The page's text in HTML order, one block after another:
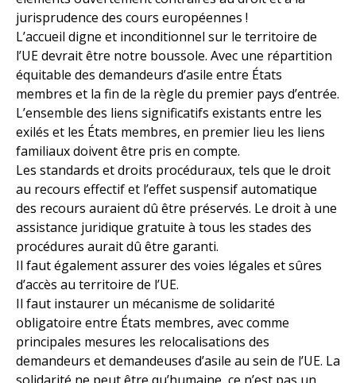
jurisprudence des cours européennes !
L’accueil digne et inconditionnel sur le territoire de
l’UE devrait être notre boussole. Avec une répartition
équitable des demandeurs d’asile entre États
membres et la fin de la règle du premier pays d’entrée.
L’ensemble des liens significatifs existants entre les
exilés et les États membres, en premier lieu les liens
familiaux doivent être pris en compte.
Les standards et droits procéduraux, tels que le droit
au recours effectif et l’effet suspensif automatique
des recours auraient dû être préservés. Le droit à une
assistance juridique gratuite à tous les stades des
procédures aurait dû être garanti.
Il faut également assurer des voies légales et sûres
d’accès au territoire de l’UE.
Il faut instaurer un mécanisme de solidarité
obligatoire entre États membres, avec comme
principales mesures les relocalisations des
demandeurs et demandeuses d’asile au sein de l’UE. La